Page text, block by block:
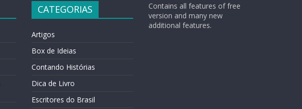
CATEGORIAS
Artigos
Box de Ideias
Contando Histórias
Dica de Livro
Escritores do Brasil
Contains all features of free
version and many new
additional features.